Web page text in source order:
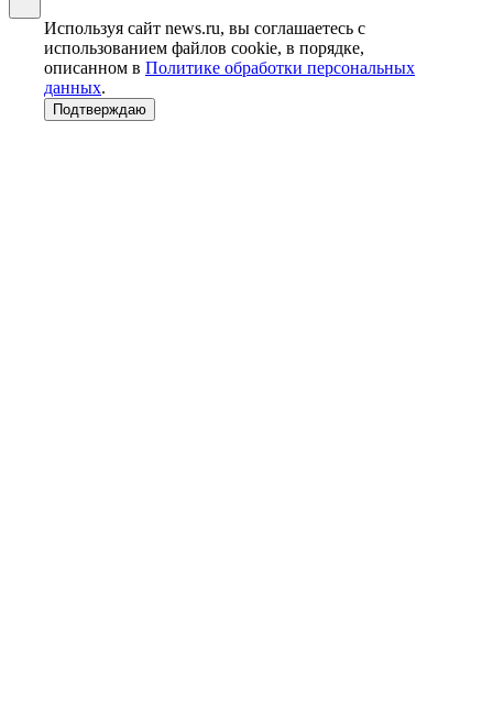
Используя сайт news.ru, вы соглашаетесь с
использованием файлов cookie, в порядке,
описанном в Политике обработки персональных
данных.
Подтверждаю